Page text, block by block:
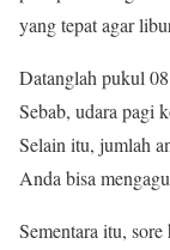
yang tepat agar
Datanglah pukul
Sebab, udara pagi
Selain itu, jumlah
Anda bisa
Sementara itu,